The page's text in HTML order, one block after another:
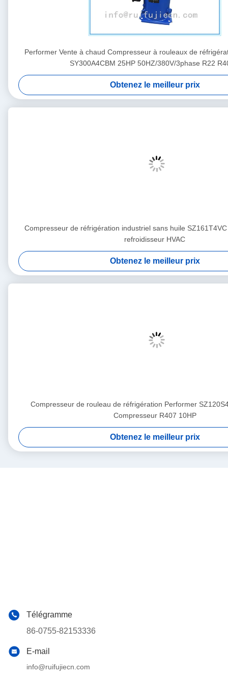
Performer Vente à chaud Compresseur à rouleaux de
SY300A4CBM 25HP 50HZ/380V/3phase R22
Obtenez le meilleur prix
Compresseur de réfrigération industriel sans huile
refroidisseur HVAC
Obtenez le meilleur prix
Compresseur de rouleau de réfrigération Performer
Compresseur R407 10HP
Obtenez le meilleur prix
Télégramme
86-0755-82153336
E-mail
info@ruifujiecn.com